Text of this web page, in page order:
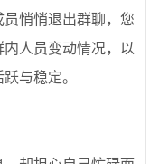
悄悄退出群聊，您
人员变动情况，以
与稳定。